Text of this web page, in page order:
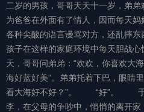
二岁的男孩，哥哥天天十一岁，弟
为爸爸在外面有了情人，因而每天
各种尖酸的语言谩骂对方，还乱摔
孩子在这样的家庭环境中每天胆
天，哥哥问弟弟：“欢欢，你喜欢
海好蓝好美”。弟弟托着下巴，眼
看大海好不好？”。 “好”。 于
李，在父母的争吵中，悄悄的离开